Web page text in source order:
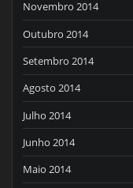
Novembro 2014
Outubro 2014
Setembro 2014
Agosto 2014
Julho 2014
Junho 2014
Maio 2014